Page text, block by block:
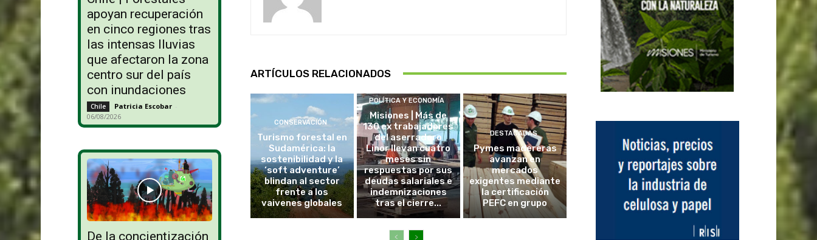
apoyan recuperación
en cinco regiones tras
las intensas lluvias
que afectaron la zona
centro sur del país
con inundaciones
Chile Patricia Escobar -
06/08/2026
De la concientización
ARTÍCULOS RELACIONADOS
CONSERVACIÓN
Turismo forestal en
Sudamérica: la
sostenibilidad y la
‘soft adventure’
blindan al sector
frente a los
vaivenes globales
POLÍTICA Y ECONOMÍA
Misiones | Más de
130 ex trabajadores
del aserradero
Linor llevan cuatro
meses sin
respuestas por sus
deudas salariales e
indemnizaciones
tras el cierre...
DESTACADAS
Pymes madereras
avanzan en
mercados
exigentes mediante
la certificación
PEFC en grupo